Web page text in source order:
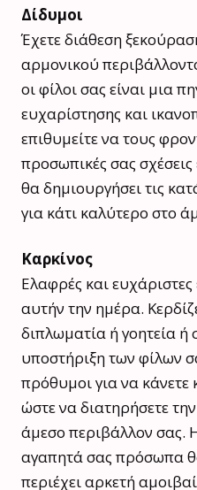
Δίδυμοι
Έχετε διάθεση
αρμονικού
οι φίλοι σας είναι μια
ευχαρίστησης και
επιθυμείτε να τους
προσωπικές σας
θα δημιουργήσει τις
για κάτι καλύτερο στο
Καρκίνος
Ελαφρές και
αυτήν την ημέρα.
διπλωματία ή γοητεία ή
υποστήριξη των φίλων
πρόθυμοι για να
ώστε να διατηρήσετε
άμεσο περιβάλλον σας.
αγαπητά σας πρόσωπα
περιέχει αρκετή